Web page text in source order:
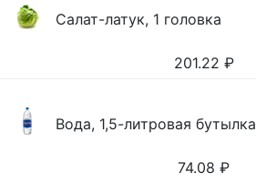
Салат-латук, 1 головка
201.22 ₽
Вода, 1,5-литровая бутылка
74.08 ₽